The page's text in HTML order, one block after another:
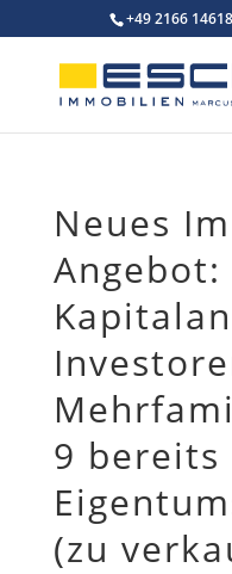
to
content
+49 2166
Neues
Angebot:
9
(zu